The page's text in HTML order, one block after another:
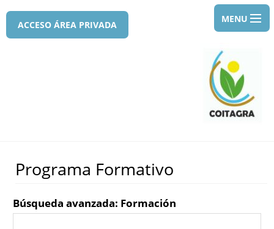
Programa Formativo
Búsqueda avanzada: Formación
MENU
SERVICIOS
VEGETAL
NOTICIAS